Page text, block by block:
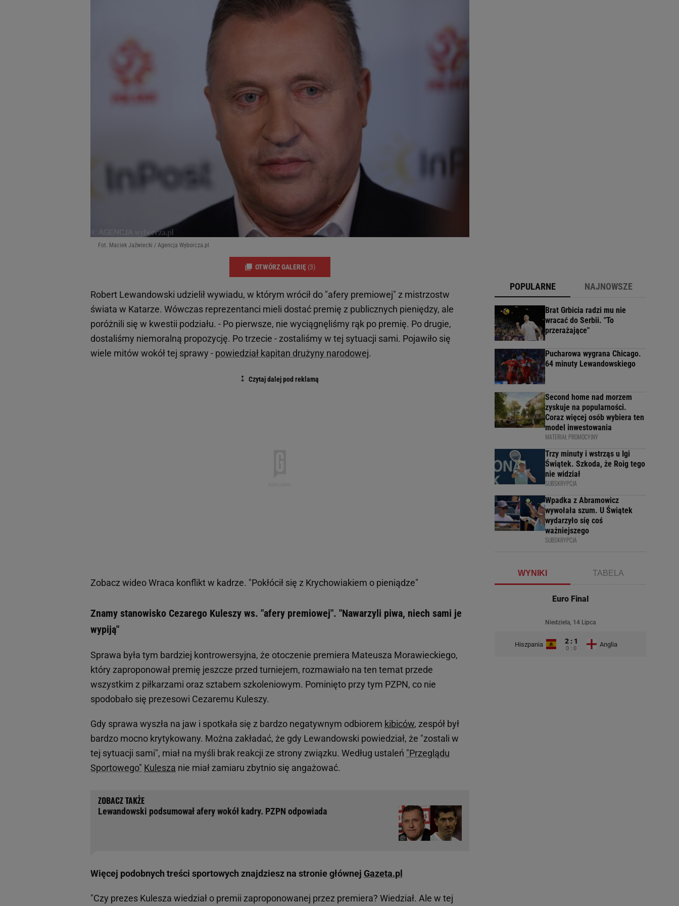
Fot. Maciek Jaźwiecki / Agencja Wyborcza.pl
OTWÓRZ GALERIĘ (3)
Robert Lewandowski udzielił wywiadu, w którym wrócił do "afery premiowej" z mistrzostw
świata w Katarze. Wówczas reprezentanci mieli dostać premię z publicznych pieniędzy, ale
poróżnili się w kwestii podziału. - Po pierwsze, nie wyciągnęliśmy rąk po premię. Po drugie,
dostaliśmy niemoralną propozycję. Po trzecie - zostaliśmy w tej sytuacji sami. Pojawiło się
wiele mitów wokół tej sprawy - powiedział kapitan drużyny narodowej.
Zobacz wideoWraca konflikt w kadrze. "Pokłócił się z Krychowiakiem o pieniądze"
Znamy stanowisko Cezarego Kuleszy ws. "afery premiowej". "Nawarzyli piwa, niech sami je
wypiją"
Sprawa była tym bardziej kontrowersyjna, że otoczenie premiera Mateusza Morawieckiego,
który zaproponował premię jeszcze przed turniejem, rozmawiało na ten temat przede
wszystkim z piłkarzami oraz sztabem szkoleniowym. Pominięto przy tym PZPN, co nie
spodobało się prezesowi Cezaremu Kuleszy.
Gdy sprawa wyszła na jaw i spotkała się z bardzo negatywnym odbiorem kibiców, zespół był
bardzo mocno krytykowany. Można zakładać, że gdy Lewandowski powiedział, że "zostali w
tej sytuacji sami", miał na myśli brak reakcji ze strony związku. Według ustaleń "Przeglądu
Sportowego" Kulesza nie miał zamiaru zbytnio się angażować.
Lewandowski podsumował afery wokół kadry. PZPN odpowiada
Więcej podobnych treści sportowych znajdziesz na stronie głównej Gazeta.pl
"Czy prezes Kulesza wiedział o premii zaproponowanej przez premiera? Wiedział. Ale w tej
POPULARNE NAJNOWSZE
Brat Grbicia radzi mu nie
wracać do Serbii. "To
przerażające"
Pucharowa wygrana Chicago.
64 minuty Lewandowskiego
Second home nad morzem
zyskuje na popularności.
Coraz więcej osób wybiera ten
model inwestowania
MATERIAŁ PROMOCYJNY
Trzy minuty i wstrząs u Igi
Świątek. Szkoda, że Roig tego
nie widział
SUBSKRYPCJA
Wpadka z Abramowicz
wywołała szum. U Świątek
wydarzyło się coś
ważniejszego
SUBSKRYPCJA
WYNIKI TABELA
Euro Final
Niedziela, 14 Lipca
Hiszpania 2 : 1
0 : 0
Anglia